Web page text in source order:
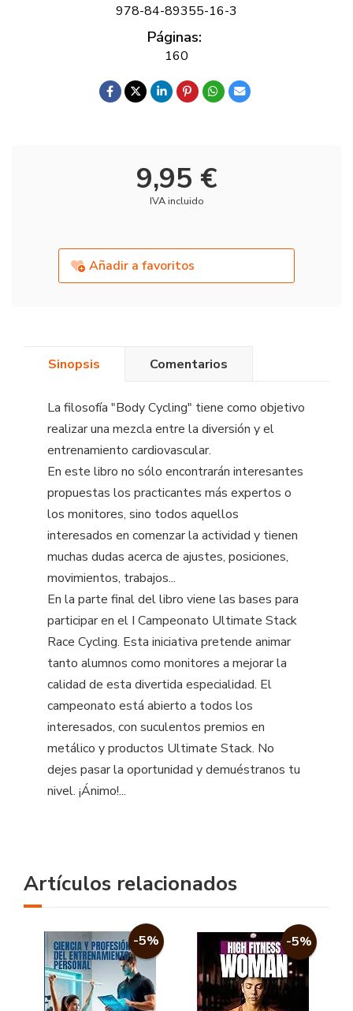
978-84-89355-16-3
Páginas:
160
9,95 €
IVA incluido
Añadir a favoritos
Sinopsis Comentarios
La filosofía "Body Cycling" tiene como objetivo
realizar una mezcla entre la diversión y el
entrenamiento cardiovascular.
En este libro no sólo encontrarán interesantes
propuestas los practicantes más expertos o
los monitores, sino todos aquellos
interesados en comenzar la actividad y tienen
muchas dudas acerca de ajustes, posiciones,
movimientos, trabajos...
En la parte final del libro viene las bases para
participar en el I Campeonato Ultimate Stack
Race Cycling. Esta iniciativa pretende animar
tanto alumnos como monitores a mejorar la
calidad de esta divertida especialidad. El
campeonato está abierto a todos los
interesados, con suculentos premios en
metálico y productos Ultimate Stack. No
dejes pasar la oportunidad y demuéstranos tu
nivel. ¡Ánimo!...
Artículos relacionados
-5% -5%